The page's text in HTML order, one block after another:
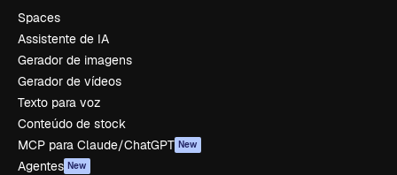
Spaces
Assistente de IA
Gerador de imagens
Gerador de vídeos
Texto para voz
Conteúdo de stock
MCP para Claude/ChatGPT New
Agentes New